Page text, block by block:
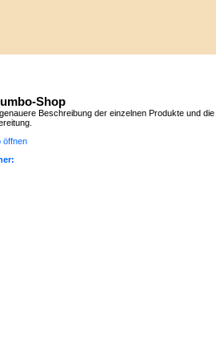
Shop
Beschreibung der einzelnen Produkte und
öffnen